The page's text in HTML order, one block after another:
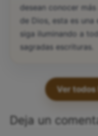
desean conocer
de Dios, esta es
siga iluminando a
sagradas escrituras.
Ver
Deja un